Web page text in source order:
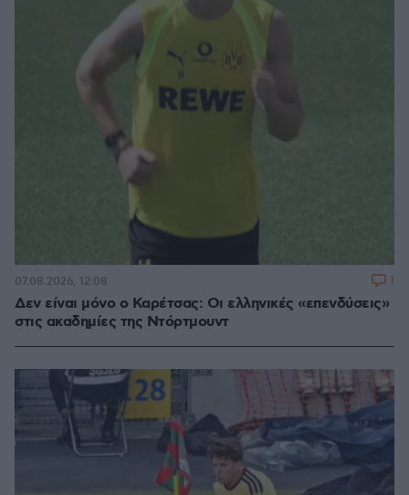
Δεν είναι μόνο ο Καρέτσας: Οι ελληνικές «επενδύσεις»
στις ακαδημίες της Ντόρτμουντ
07.08.2026, 12:08 1